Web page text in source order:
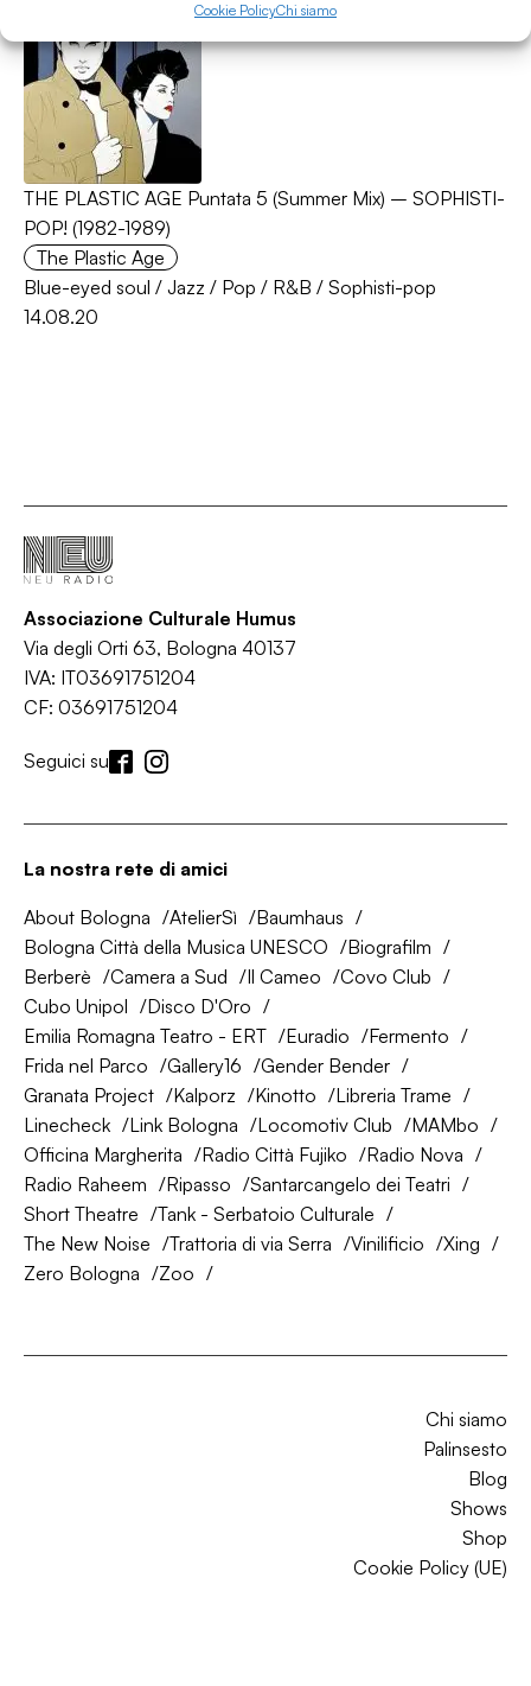
Cookie PolicyChi siamo
THE PLASTIC AGE Puntata 5 (Summer Mix) – SOPHISTI-
POP! (1982-1989)
The Plastic Age
Blue-eyed soul / Jazz / Pop / R&B / Sophisti-pop
14.08.20
Associazione Culturale Humus
Via degli Orti 63, Bologna 40137
IVA: IT03691751204
CF: 03691751204
Seguici su
La nostra rete di amici
About Bologna AtelierSì
Baumhaus
Bologna Città della Musica UNESCO
Biografilm
Berberè
Camera a Sud Il Cameo
Covo Club
Cubo Unipol
Disco D'Oro
Emilia Romagna Teatro - ERT
Euradio
Fermento
Frida nel Parco
Gallery16
Gender Bender
Granata Project
Kalporz Kinotto
Libreria Trame
Linecheck
Link Bologna Locomotiv Club
MAMbo
Officina Margherita
Radio Città Fujiko
Radio Nova
Radio Raheem
Ripasso
Santarcangelo dei Teatri
Short Theatre
Tank - Serbatoio Culturale
The New Noise
Trattoria di via Serra Vinilificio
Xing
Zero Bologna
Zoo
Chi siamo
Palinsesto
Blog
Shows
Shop
Cookie Policy (UE)